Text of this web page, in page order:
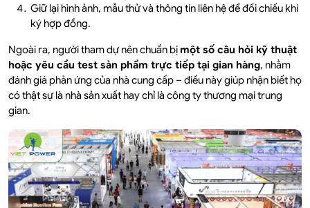
Giữ lại hình ảnh, mẫu thử và thông tin liên hệ để đối chiếu khi
ký hợp đồng.
Ngoài ra, người tham dự nên chuẩn bị một số câu hỏi kỹ thuật
hoặc yêu cầu test sản phẩm trực tiếp tại gian hàng, nhằm
đánh giá phản ứng của nhà cung cấp – điều này giúp nhận biết họ
có thật sự là nhà sản xuất hay chỉ là công ty thương mại trung
gian.